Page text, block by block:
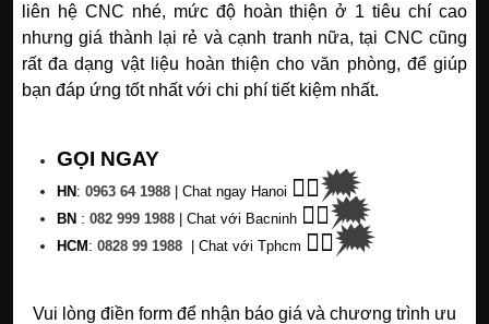
liên hệ CNC nhé, mức độ hoàn thiện ở 1 tiêu chí cao
nhưng giá thành lại rẻ và cạnh tranh nữa, tại CNC cũng
rất đa dạng vật liệu hoàn thiện cho văn phòng, để giúp
bạn đáp ứng tốt nhất với chi phí tiết kiệm nhất.
GỌI NGAY
HN: 0963 64 1988 | Chat ngay Hanoi 👉🏽🗯
BN : 082 999 1988 | Chat với Bacninh 👉🏽🗯
HCM: 0828 99 1988 | Chat với Tphcm 👉🏽🗯
Vui lòng điền form để nhận báo giá và chương trình ưu